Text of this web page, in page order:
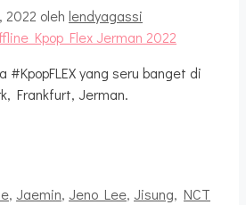
2022 oleh lendyagassi
yang seru banget di
Frankfurt, Jerman.
, Jaemin, Jeno Lee, Jisung, NCT